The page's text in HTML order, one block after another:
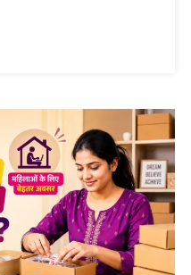
की
रोशनी
बढ़ाएं